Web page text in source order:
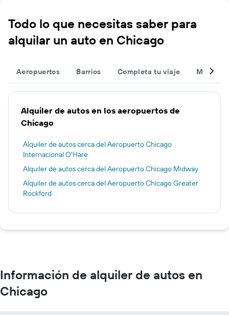
Todo lo que necesitas saber para
alquilar un auto en Chicago
Aeropuertos Barrios Completa tu viaje Muchas
Alquiler de autos en los aeropuertos de
Chicago
Alquiler de autos cerca del Aeropuerto Chicago
Internacional O'Hare
Alquiler de autos cerca del Aeropuerto Chicago Midway
Alquiler de autos cerca del Aeropuerto Chicago Greater
Rockford
Información de alquiler de autos en
Chicago